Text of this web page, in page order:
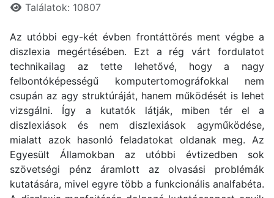
Találatok: 10807
Az utóbbi egy-két évben frontáttörés ment végbe a
diszlexia megértésében. Ezt a rég várt fordulatot
technikailag az tette lehetővé, hogy a nagy
felbontóképességű komputertomográfokkal nem
csupán az agy struktúráját, hanem működését is lehet
vizsgálni. Így a kutatók látják, miben tér el a
diszlexiások és nem diszlexiások agyműködése,
mialatt azok hasonló feladatokat oldanak meg. Az
Egyesült Államokban az utóbbi évtizedben sok
szövetségi pénz áramlott az olvasási problémák
kutatására, mivel egyre több a funkcionális analfabéta.